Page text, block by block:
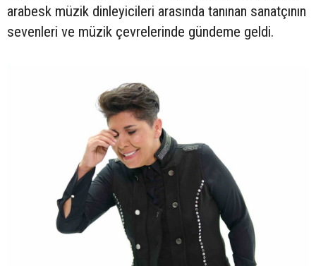
arabesk müzik dinleyicileri arasında tanınan sanatçının
sevenleri ve müzik çevrelerinde gündeme geldi.